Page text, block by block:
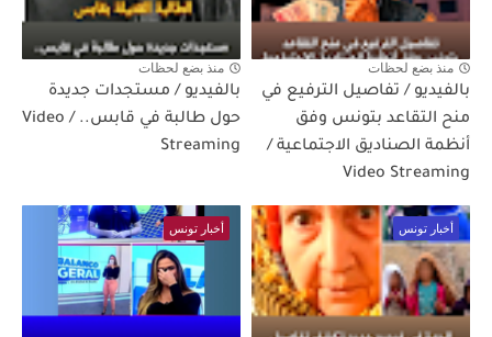
منذ بضع لحظات
بالفيديو / تفاصيل الترفيع في
منح التقاعد بتونس وفق
أنظمة الصناديق الاجتماعية /
Video Streaming
منذ بضع لحظات
بالفيديو / مستجدات جديدة
حول طالبة في قابس.. / Video
Streaming
أخبار تونس أخبار تونس